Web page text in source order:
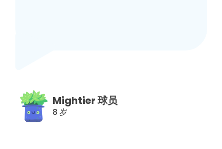
Mightier 球员
8 岁